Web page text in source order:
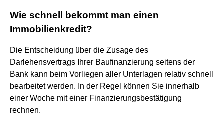
Wie schnell bekommt man einen
Immobilienkredit?
Die Entscheidung über die Zusage des
Darlehensvertrags Ihrer Baufinanzierung seitens der
Bank kann beim Vorliegen aller Unterlagen relativ schnell
bearbeitet werden. In der Regel können Sie innerhalb
einer Woche mit einer Finanzierungsbestätigung
rechnen.